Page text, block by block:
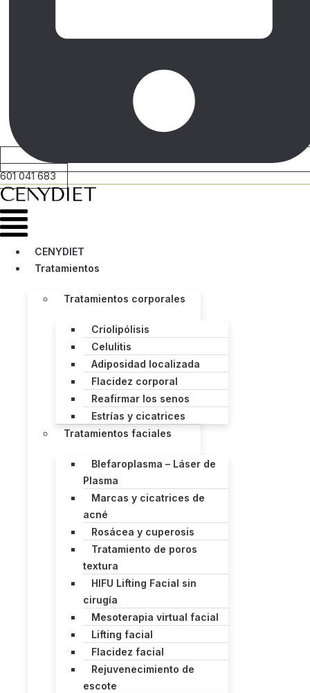
601 041 683
Menú
CENYDIET
Tratamientos
Tratamientos corporales
Criolipólisis
Celulitis
Adiposidad localizada
Flacidez corporal
Reafirmar los senos
Estrías y cicatrices
Tratamientos faciales
Blefaroplasma – Láser de
Plasma
Marcas y cicatrices de
acné
Rosácea y cuperosis
Tratamiento de poros
textura
HIFU Lifting Facial sin
cirugía
Mesoterapia virtual facial
Lifting facial
Flacidez facial
Rejuvenecimiento de
escote